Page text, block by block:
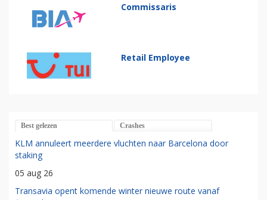
Commissaris
Retail Employee
Best gelezen Crashes
KLM annuleert meerdere vluchten naar Barcelona door
staking
05 aug 26
Transavia opent komende winter nieuwe route vanaf